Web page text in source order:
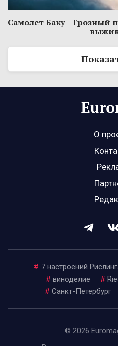
Самолет Баку – Грозный
О
# 7 настроений
# виноделие #
# Санкт-Петербург
© 2026